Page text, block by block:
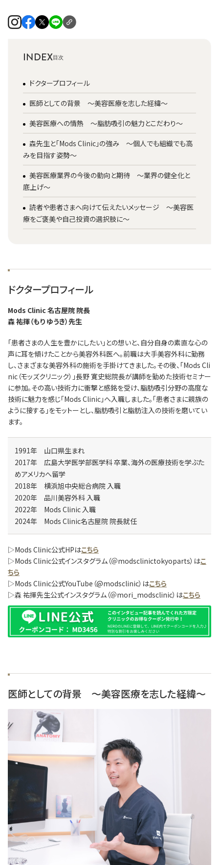
INDEX
ドクタープロフィール
医師としての背景 ～美容医療を志した経緯～
美容医療への情熱 ～脂肪吸引の魅力とこだわり～
森先生と「Mods Clinic」の強み ～個人でも組織でも高
みを目指す姿勢～
美容医療業界の今後の動向と期待 ～業界の健全化と
底上げ～
読者や患者さまへ向けて伝えたいメッセージ ～美容医
療をご褒美や自己投資の選択肢に～
ドクタープロフィール
Mods Clinic 名古屋院 院長
森 祐揮（もり ゆうき）先生
「患者さまの人生を豊かにしたい」との想いと、自分自身の素直な心の
声に耳を傾けたことから美容外科医へ。前職は大手美容外科に勤務
し、さまざまな美容外科の施術を手掛けてきました。その後、「Mods Cli
nic（モッズクリニック）」長野 寛史総院長が講師を勤めた技術セミナー
に参加。その高い技術力に衝撃と感銘を受け、脂肪吸引分野の高度な
技術に魅力を感じ「Mods Clinic」へ入職しました。「患者さまに親族の
ように接する」をモットーとし、脂肪吸引と脂肪注入の技術を磨いてい
ます。
1991年 山口県生まれ
2017年 広島大学医学部医学科 卒業、海外の医療技術を学ぶた
めアメリカへ留学
2018年 横浜旭中央総合病院 入職
2020年 品川美容外科 入職
2022年 Mods Clinic 入職
2024年 Mods Clinic名古屋院 院長就任
▷Mods Clinic公式HPはこちら
▷Mods Clinic公式インスタグラム（＠modsclinictokyoparts）はこ
ちら
▷Mods Clinic公式YouTube（@modsclinic）はこちら
▷森 祐揮先生公式インスタグラム（＠mori_modsclinic）はこちら
医師としての背景 ～美容医療を志した経緯～